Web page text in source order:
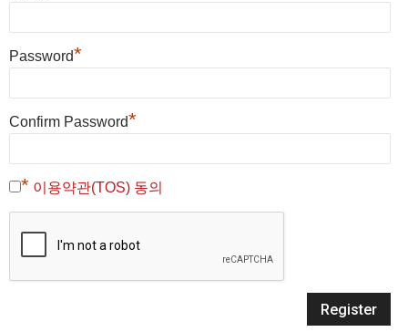
Password*
Confirm Password*
* 이용약관(TOS) 동의